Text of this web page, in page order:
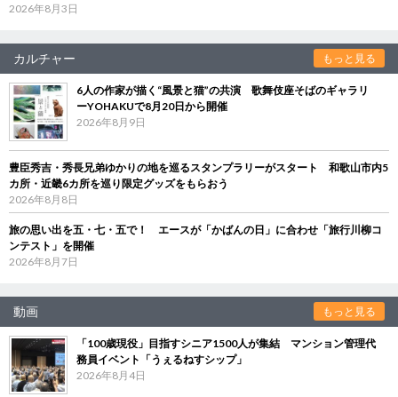
2026年8月3日
カルチャー もっと見る
6人の作家が描く“風景と猫”の共演 歌舞伎座そばのギャラリ
ーYOHAKUで8月20日から開催
2026年8月9日
豊臣秀吉・秀長兄弟ゆかりの地を巡るスタンプラリーがスタート 和歌山市内5
カ所・近畿6カ所を巡り限定グッズをもらおう
2026年8月8日
旅の思い出を五・七・五で！ エースが「かばんの日」に合わせ「旅行川柳コ
ンテスト」を開催
2026年8月7日
動画 もっと見る
「100歳現役」目指すシニア1500人が集結 マンション管理代
務員イベント「うぇるねすシップ」
2026年8月4日